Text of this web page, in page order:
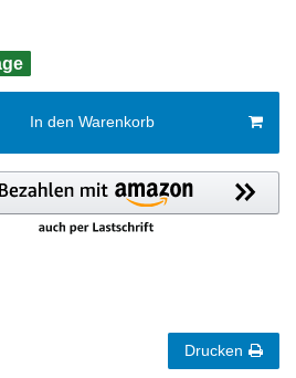
In den Warenkorb
Drucken